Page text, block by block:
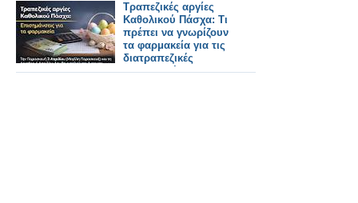
Τραπεζικές αργίες
Καθολικού Πάσχα: Τι
πρέπει να γνωρίζουν
τα φαρμακεία για τις
διατραπεζικές
συναλλαγές